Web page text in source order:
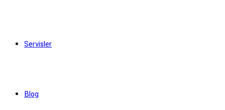
Servisler
Blog